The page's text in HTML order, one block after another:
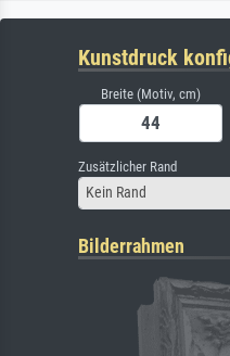
Kunstdruck
Breite (Motiv, cm)
Zusätzlicher Rand
Kein Rand
Bilderrahmen